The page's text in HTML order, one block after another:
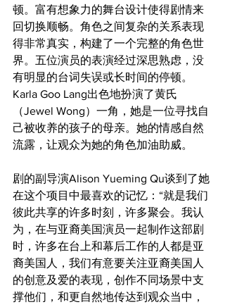
顿。富有想象力的舞台设计使得剧情来
回切换顺畅。角色之间复杂的关系表现
得非常真实，构建了一个完整的角色世
界。五位演员的表演经过深思熟虑，没
有明显的台词失误或长时间的停顿。
Karla Goo Lang出色地扮演了黄氏
（Jewel Wong）一角，她是一位寻找自
己被收养的孩子的母亲。她的情感自然
流露，让观众为她的角色加油助威。
剧的副导演Alison Yueming Qu谈到了她
在这个项目中最喜欢的记忆：“就是我们
彼此共享的许多时刻，许多聚会。我认
为，在与亚裔美国演员一起制作这部剧
时，许多在台上和幕后工作的人都是亚
裔美国人，我们有意要关注亚裔美国人
的创意及爱的表现，创作不同场景中支
撑他们，和更自然地传达到观众当中，